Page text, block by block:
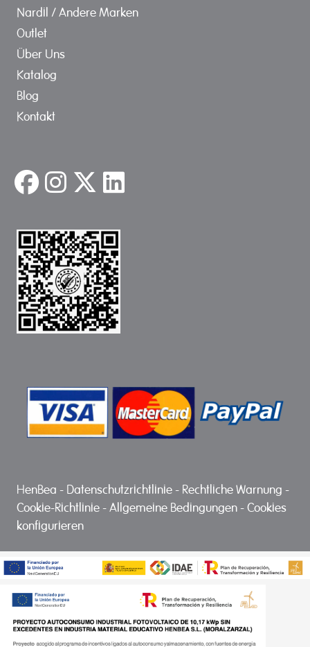
Nardil / Andere Marken
Outlet
Über Uns
Katalog
Blog
Kontakt
HenBea - Datenschutzrichtlinie - Rechtliche Warnung -
Cookie-Richtlinie -Allgemeine Bedingungen -Cookies
konfigurieren